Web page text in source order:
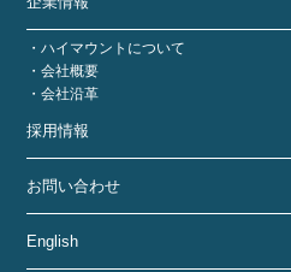
ハイマウントについて
会社概要
会社沿革
採用情報
お問い合わせ
English